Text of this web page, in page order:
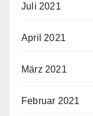
Juli 2021
April 2021
März 2021
Februar 2021